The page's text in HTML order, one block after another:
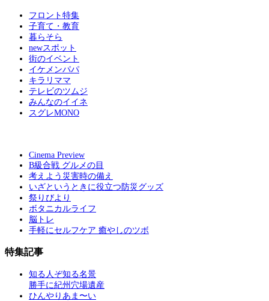
フロント特集
子育て・教育
暮らそら
newスポット
街のイベント
イケメンパパ
キラリママ
テレビのツムジ
みんなのイイネ
スグレMONO
Cinema Preview
B級合戦 グルメの目
考えよう災害時の備え
いざというときに役立つ防災グッズ
祭りびより
ボタニカルライフ
脳トレ
手軽にセルフケア 癒やしのツボ
特集記事
知る人ぞ知る名景
勝手に紀州穴場遺産
ひんやりあま〜い